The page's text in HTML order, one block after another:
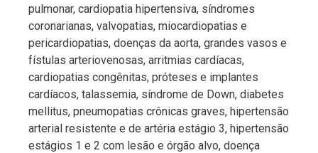
pulmonar, cardiopatia hipertensiva, síndromes
coronarianas, valvopatias, miocardiopatias e
pericardiopatias, doenças da aorta, grandes vasos e
fístulas arteriovenosas, arritmias cardíacas,
cardiopatias congênitas, próteses e implantes
cardíacos, talassemia, síndrome de Down, diabetes
mellitus, pneumopatias crônicas graves, hipertensão
arterial resistente e de artéria estágio 3, hipertensão
estágios 1 e 2 com lesão e órgão alvo, doença